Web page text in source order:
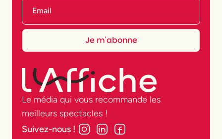
Le média qui vous recommande les
meilleurs spectacles !
Suivez-nous !